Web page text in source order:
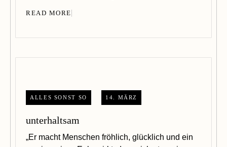
READ MORE
14. MÄRZ
ALLES SONST SO
unterhaltsam
„Er macht Menschen fröhlich, glücklich und ein